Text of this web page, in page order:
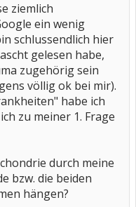
ziemlich
ein wenig
schlussendlich hier
gelesen habe,
zugehörig sein
völlig ok bei mir).
habe ich
zu meiner 1. Frage
durch meine
bzw. die beiden
hängen?